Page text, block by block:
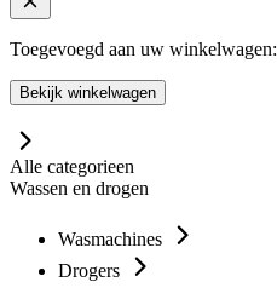
Toegevoegd aan uw winkelwagen:
Bekijk winkelwagen
Alle categorieen
Wassen en drogen
Wasmachines
Drogers